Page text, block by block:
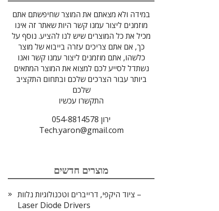
במידה ולא מצאתם את המוצר שחיפשתם אתם
מוזמנים ליצור עמנו קשר היות שאתר זה אינו
מכיל את כל המוצרים שיש לנו להציע. נוסף על
כך, אם אתם צריכים עזרה בייבוא של מוצר
כלשהו, אתם מוזמנים ליצור עמנו קשר ואנו
נשתדל לסייע לכם למצוא את המוצר המתאים
ביותר עבור הצרכים שלכם ובתחום התקציב
שלכם
התקשרו עכשיו
ירון 054-8814578
Tech.yaron@gmail.com
מוצרים חדשים
ציוד היקפי, דרייברים וטכנולוגיות נלוות –
Laser Diode Drivers